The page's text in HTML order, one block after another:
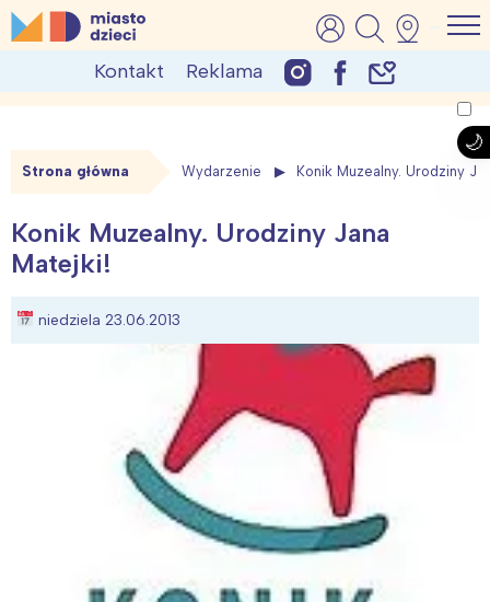
Skip
to
MiastoDzieci.pl
atrakcje dla dzieci, wydarzenia, imprezy rodzinne
Kontakt Reklama
Strona główna Wydarzenie Konik Muzealny. Urodziny
Konik Muzealny. Urodziny Jana
Matejki!
niedziela 23.06.2013